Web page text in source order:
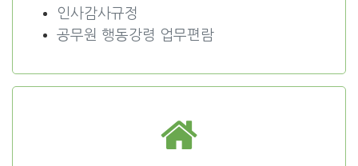
인사감사규정
공무원 행동강령 업무편람